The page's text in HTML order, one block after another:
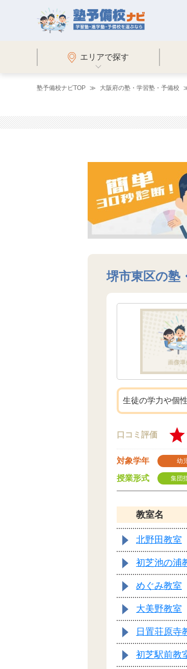
エリアで探す
塾予備校ナビTOP 大阪府の塾・学習塾・予備校
堺市東区の塾
生徒の学力や個
口コミ評価
対象学年 幼
授業形式 集団
教室名
北野田教室
初芝池の浦
めぐみ教室
大美野教室
日置荘原寺
初芝駅前教